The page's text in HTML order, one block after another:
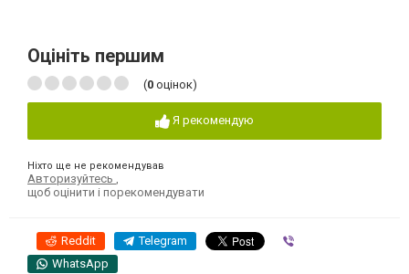
Оцініть першим
(0 оцінок)
Я рекомендую
Ніхто ще не рекомендував
Авторизуйтесь
щоб оцінити і порекомендувати
Reddit Telegram
WhatsApp